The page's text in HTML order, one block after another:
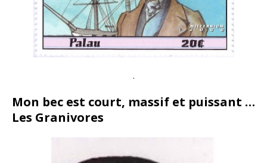
.
Mon bec est court, massif et puissant …
Les Granivores